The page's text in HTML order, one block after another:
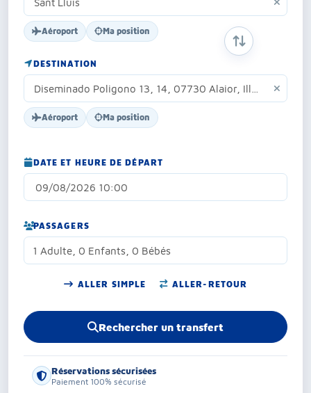
Aéroport Ma position
DESTINATION
Aéroport Ma position
INVERSER
DATE ET HEURE DE DÉPART
PASSAGERS
1 Adulte, 0 Enfants, 0 Bébés
ALLER SIMPLE ALLER-RETOUR
Rechercher un transfert
Réservations sécurisées
Paiement 100% sécurisé